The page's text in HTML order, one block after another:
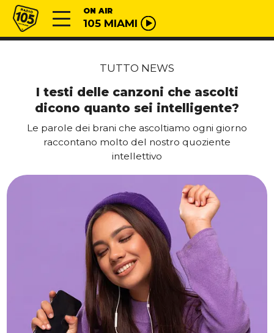
Vai al contenuto
Radio 105 ON AIR
105 MIAMI
TUTTO NEWS
I testi delle canzoni che ascolti
dicono quanto sei intelligente?
Le parole dei brani che ascoltiamo ogni giorno
raccontano molto del nostro quoziente
intellettivo